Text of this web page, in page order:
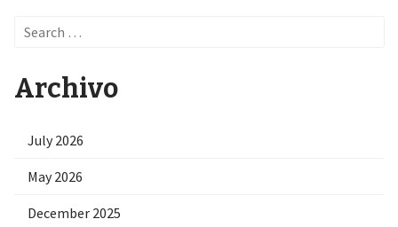
Search
Archivo
July 2026
May 2026
December 2025